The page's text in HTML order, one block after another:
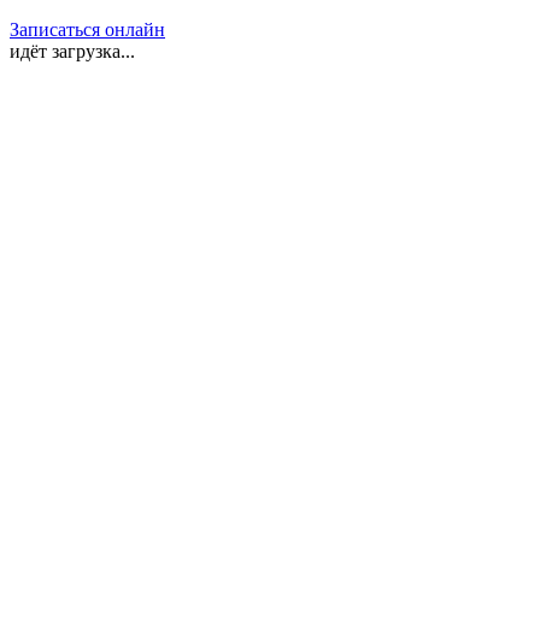
Записаться онлайн
идёт загрузка...